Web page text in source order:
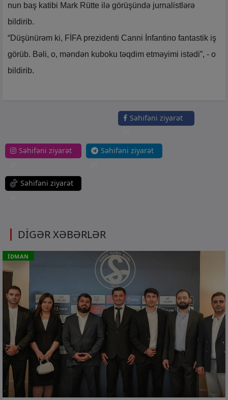
nun baş katibi Mark Rütte ilə görüşündə jurnalistlərə
bildirib.
“Düşünürəm ki, FİFA prezidenti Canni İnfantino fantastik iş
görüb. Bəli, o, məndən kuboku təqdim etməyimi istədi”, - o
bildirib.
Səhifəni ziyarət
Səhifəni ziyarət
Səhifəni ziyarət
Səhifəni ziyarət
DİGƏR XƏBƏRLƏR
İDMAN